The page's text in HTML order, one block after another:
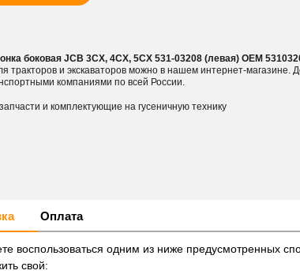
(левая)
боковая JCB 3CX, 4CX, 5CX 531-03208 (левая) OEM
тракторов и экскаваторов можно в нашем интернет-магазине.
компаниями по всей России.
и комплектующие на гусеничную технику
Оплата
воспользоваться одним из ниже предусмотренных
свой: